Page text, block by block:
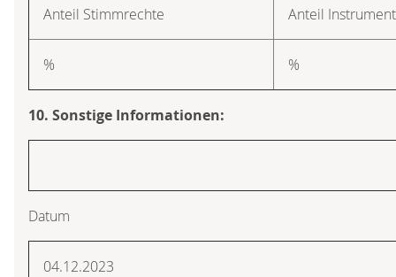
Anteil Stimmrechte Anteil
% %
10. Sonstige Informationen:
Datum
04.12.2023